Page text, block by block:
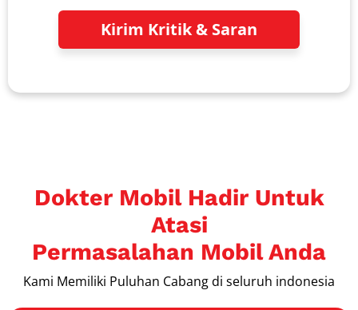
Kirim Kritik & Saran
Dokter Mobil Hadir Untuk
Atasi
Permasalahan Mobil Anda
Kami Memiliki Puluhan Cabang di seluruh indonesia